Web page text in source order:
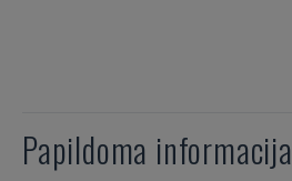
Papildoma informacija